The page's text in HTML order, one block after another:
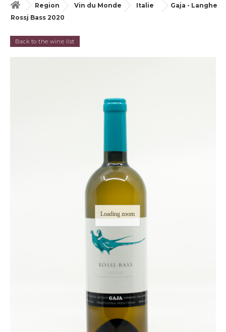
Region Vin du Monde Italie
Gaja - Langhe
Rossj Bass 2020
Back to the wine list
Loading zoom